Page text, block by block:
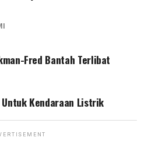
Fred Bantah Terlibat
Untuk Kendaraan Listrik